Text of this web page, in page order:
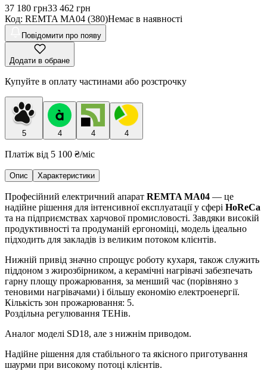
37 180 грн33 462 грн
Код: REMTA MA04 (380)Немає в наявності
Повідомити про появу
Додати в обране
Купуйте в оплату частинами або розстрочку
5 4 4 4
Платіж від 5 100 ₴/міс
Опис Характеристики
Професійний електричний апарат REMTA MA04 — це
надійне рішення для інтенсивної експлуатації у сфері HoReCa
та на підприємствах харчової промисловості. Завдяки високій
продуктивності та продуманій ергономіці, модель ідеально
підходить для закладів із великим потоком клієнтів.
Нижній привід значно спрощує роботу кухаря, також служить
піддоном з жирозбірником, а керамічні нагрівачі забезпечать
гарну площу прожарювання, за менший час (порівняно з
теновими нагрівачами) і більшу економію електроенергії.
Кількість зон прожарювання: 5.
Роздільна регулювання ТЕНів.
Аналог моделі SD18, але з нижнім приводом.
Надійне рішення для стабільного та якісного приготування
шаурми при високому потоці клієнтів.